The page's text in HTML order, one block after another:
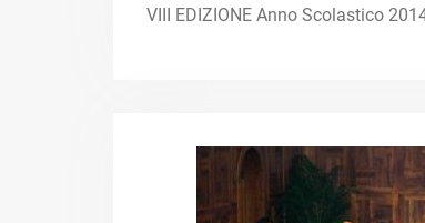
VIII EDIZIONE Anno Scolastico